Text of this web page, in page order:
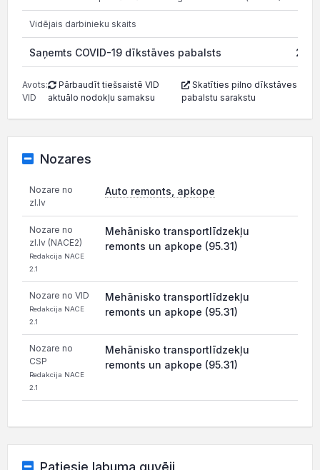
Vidējais darbinieku skaits
Saņemts COVID-19 dīkstāves pabalsts
Avots:
VID
Pārbaudīt tiešsaistē VID
aktuālo nodokļu samaksu
Skatīties pilno dīkstāves
pabalstu sarakstu
Nozares
Nozare no
zl.lv
Auto remonts, apkope
Nozare no
zl.lv (NACE2)
Redakcija NACE
2.1
Mehānisko transportlīdzekļu
remonts un apkope (95.31)
Nozare no VID
Redakcija NACE
2.1
Mehānisko transportlīdzekļu
remonts un apkope (95.31)
Nozare no
CSP
Redakcija NACE
2.1
Mehānisko transportlīdzekļu
remonts un apkope (95.31)
Patiesie labuma guvēji